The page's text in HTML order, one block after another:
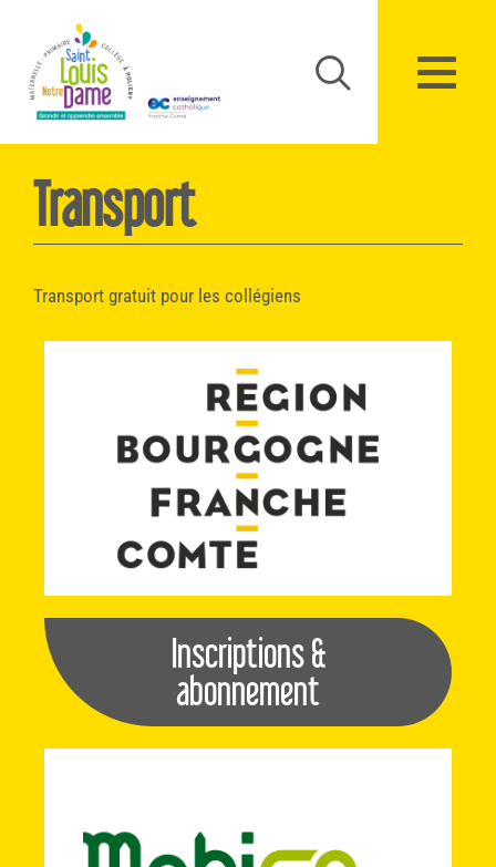
Transport
Transport gratuit pour les collégiens
Inscriptions &
abonnement